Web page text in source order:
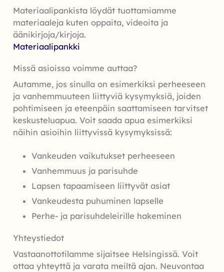
Materiaalipankista löydät tuottamiamme
materiaaleja kuten oppaita, videoita ja
äänikirjoja/kirjoja.
Materiaalipankki
Missä asioissa voimme auttaa?
Autamme, jos sinulla on esimerkiksi perheeseen
ja vanhemmuuteen liittyviä kysymyksiä, joiden
pohtimiseen ja eteenpäin saattamiseen tarvitset
keskusteluapua. Voit saada apua esimerkiksi
näihin asioihin liittyvissä kysymyksissä:
Vankeuden vaikutukset perheeseen
Vanhemmuus ja parisuhde
Lapsen tapaamiseen liittyvät asiat
Vankeudesta puhuminen lapselle
Perhe- ja parisuhdeleirille hakeminen
Yhteystiedot
Vastaanottotilamme sijaitsee Helsingissä. Voit
ottaa yhteyttä ja varata meiltä ajan. Neuvontaa